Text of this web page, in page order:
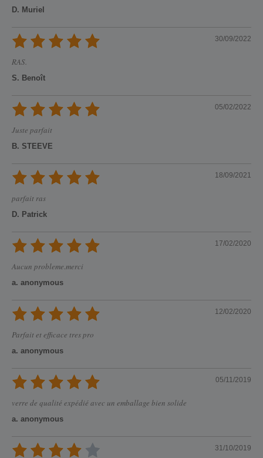
D. Muriel
30/09/2022
RAS.
S. Benoît
05/02/2022
Juste parfait
B. STEEVE
18/09/2021
parfait ras
D. Patrick
17/02/2020
Aucun probleme.merci
a. anonymous
12/02/2020
Parfait et efficace tres pro
a. anonymous
05/11/2019
verre de qualité expédié avec un emballage bien solide
a. anonymous
31/10/2019